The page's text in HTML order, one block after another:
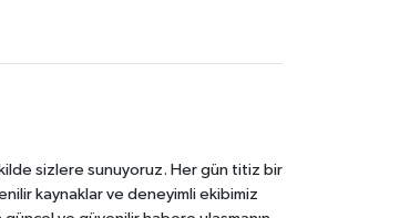
sizlere sunuyoruz. Her gün titiz bir
kaynaklar ve deneyimli ekibimiz